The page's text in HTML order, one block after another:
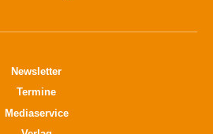
Newsletter
Termine
Mediaservice